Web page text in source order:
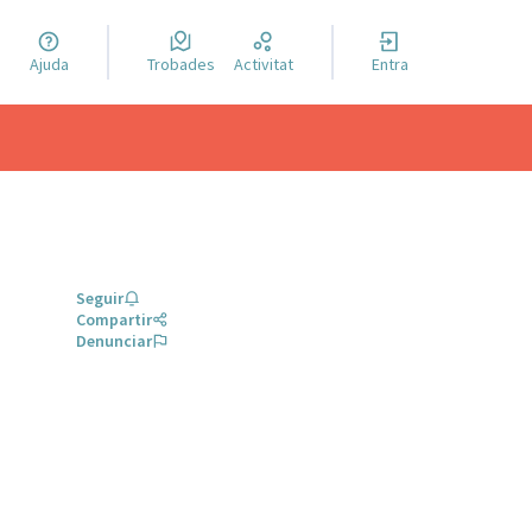
llengua
idioma
Ajuda Trobades Activitat Entra
Seguir
Compartir
Denunciar